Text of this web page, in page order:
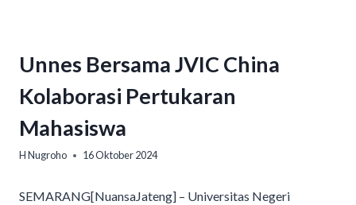
Unnes Bersama JVIC China
Kolaborasi Pertukaran
Mahasiswa
H Nugroho 16 Oktober 2024
SEMARANG[NuansaJateng] – Universitas Negeri